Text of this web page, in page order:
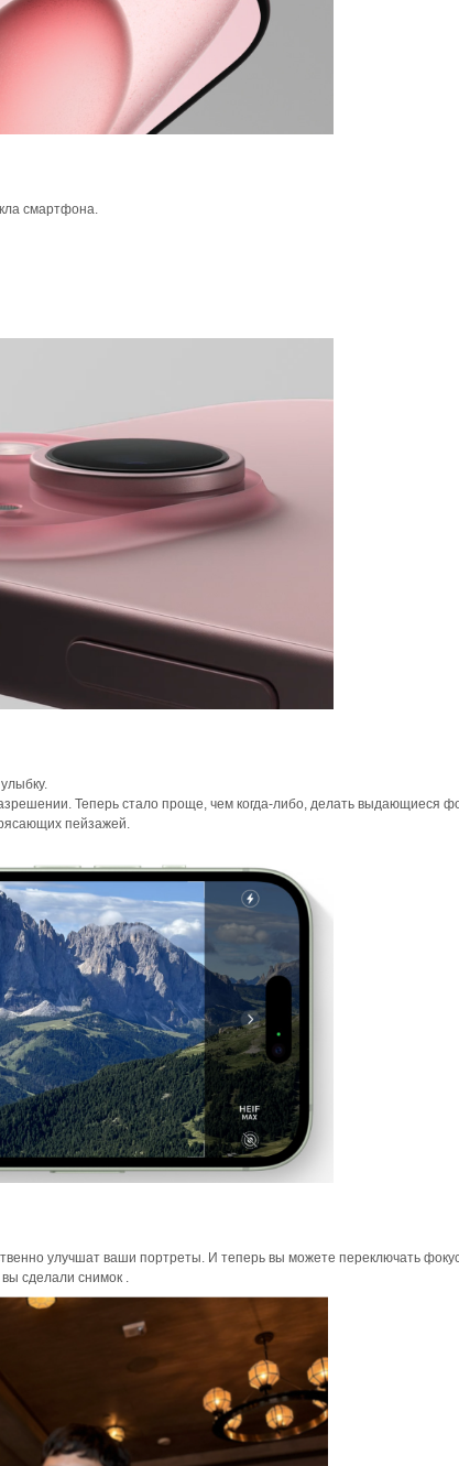
смартфона.
Теперь стало проще, чем когда-либо, делать выдающиеся
пейзажей.
улучшат ваши портреты. И теперь вы можете переключать
сделали снимок .